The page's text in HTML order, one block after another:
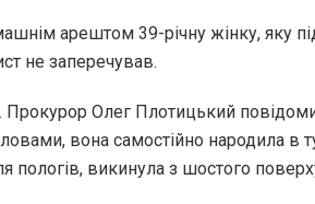
арештом 39-річну жінку, яку
не заперечував.
Олег Плотицький
вона самостійно народила в
пологів, викинула з шостого